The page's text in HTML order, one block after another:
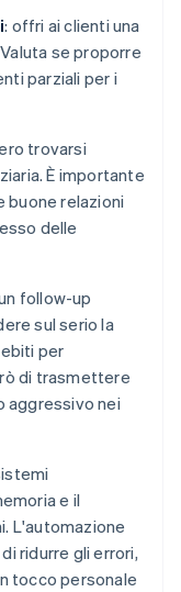
: offri ai clienti una
se proporre
parziali per i
trovarsi
È importante
buone relazioni
delle
follow-up
sul serio la
per
di trasmettere
aggressivo nei
e il
L'automazione
ridurre gli errori,
tocco personale